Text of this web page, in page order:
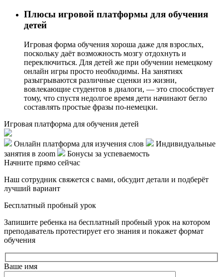
Плюсы игровой платформы для обучения
детей
Игровая форма обучения хороша даже для взрослых,
поскольку даёт возможность мозгу отдохнуть и
переключиться. Для детей же при обучении немецкому
онлайн игры просто необходимы. На занятиях
разыгрываются различные сценки из жизни,
вовлекающие студентов в диалоги, — это способствует
тому, что спустя недолгое время дети начинают бегло
составлять простые фразы по-немецки.
Игровая платформа для обучения детей
Онлайн платформа для изучения слов
Индивидуальные
занятия в zoom
Бонусы за успеваемость
Начните прямо сейчас
Наш сотрудник свяжется с вами, обсудит детали и подберёт
лучший вариант
Бесплатный пробный урок
Запишите ребенка на бесплатный пробный урок на котором
преподаватель протестирует его знания и покажет формат
обучения
Ваше имя